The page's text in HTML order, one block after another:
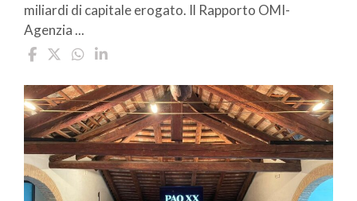
miliardi di capitale erogato. Il Rapporto OMI-
Agenzia ...